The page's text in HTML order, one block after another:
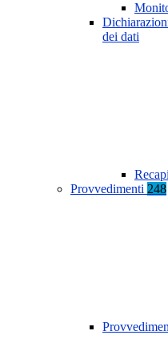
dei dati
Provvedimenti 248